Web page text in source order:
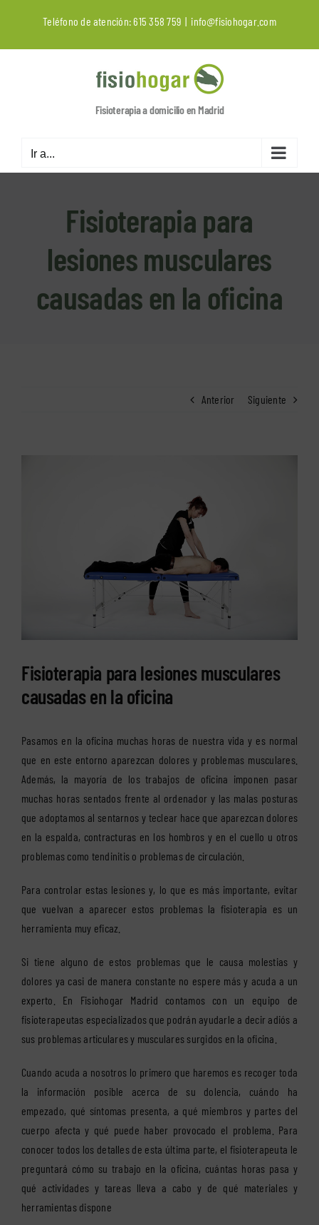
contenido
Teléfono de atención:615 358 759 | info@fisiohogar.com
Fisioterapia a domicilio en Madrid
Ir a...
Fisioterapia para
lesiones musculares
causadas en la oficina
Anterior Siguiente
Fisioterapia para lesiones musculares
causadas en la oficina
Pasamos en la oficina muchas horas de nuestra vida y es normal
que en este entorno aparezcan dolores y problemas musculares.
Además, la mayoría de los trabajos de oficina imponen pasar
muchas horas sentados frente al ordenador y las malas posturas
que adoptamos al sentarnos y teclear hace que aparezcan dolores
en la espalda, contracturas en los hombros y en el cuello u otros
problemas como tendinitis o problemas de circulación.
Para controlar estas lesiones y, lo que es más importante, evitar
que vuelvan a aparecer estos problemas la fisioterapia es un
herramienta muy eficaz.
Si tiene alguno de estos problemas que le causa molestias y
dolores ya casi de manera constante no espere más y acuda a un
experto. En Fisiohogar Madrid contamos con un equipo de
fisioterapeutas especializados que podrán ayudarle a decir adiós a
sus problemas articulares y musculares surgidos en la oficina.
Cuando acuda a nosotros lo primero que haremos es recoger toda
la información posible acerca de su dolencia, cuándo ha
empezado, qué síntomas presenta, a qué miembros y partes del
cuerpo afecta y qué puede haber provocado el problema. Para
conocer todos los detalles de esta última parte, el fisioterapeuta le
preguntará cómo su trabajo en la oficina, cuántas horas pasa y
qué actividades y tareas lleva a cabo y de qué materiales y
herramientas dispone